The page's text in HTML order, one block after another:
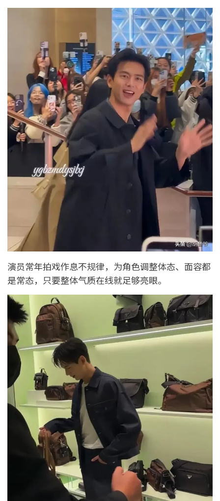
演员常年拍戏作息不规律，为角色调整体态、面容都
是常态，只要整体气质在线就足够亮眼。